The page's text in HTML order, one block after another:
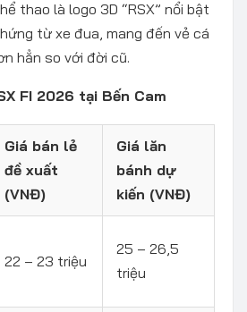
thao là logo 3D “RSX” nổi bật
từ xe đua, mang đến vẻ cá
hẳn so với đời cũ.
FI 2026 tại Bến Cam
Giá bán lẻ
đề xuất
(VNĐ)
Giá lăn
bánh dự
kiến (VNĐ)
22 – 23 triệu
25 – 26,5
triệu